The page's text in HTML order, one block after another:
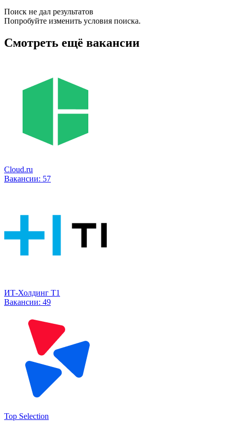
Поиск не дал результатов
Попробуйте изменить условия поиска.
Смотреть ещё вакансии
Cloud.ru
Вакансии: 57
ИТ-Холдинг Т1
Вакансии: 49
Top Selection